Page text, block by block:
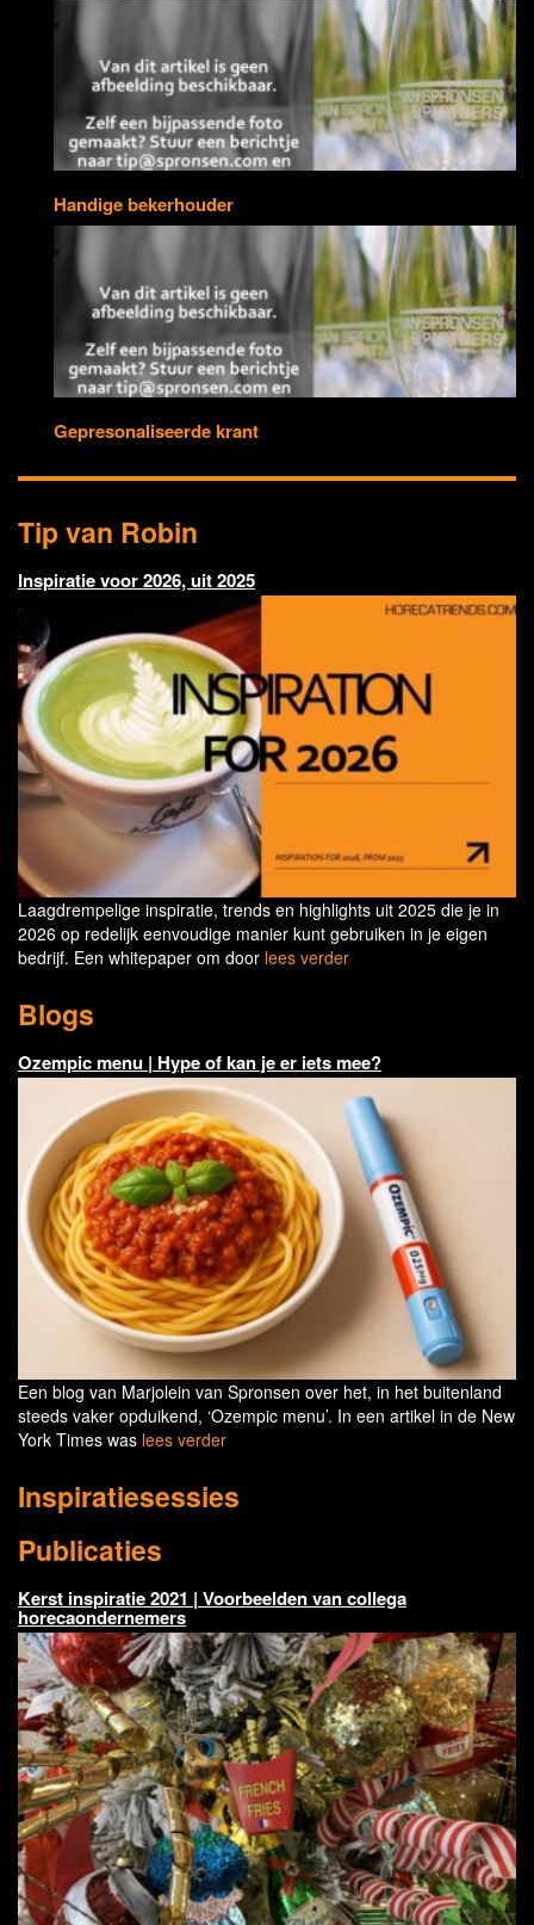
Handige bekerhouder
Gepresonaliseerde krant
Tip van Robin
Inspiratie voor 2026, uit 2025
Laagdrempelige inspiratie, trends en highlights uit 2025 die je in
2026 op redelijk eenvoudige manier kunt gebruiken in je eigen
bedrijf. Een whitepaper om door lees verder
Blogs
Ozempic menu | Hype of kan je er iets mee?
Een blog van Marjolein van Spronsen over het, in het buitenland
steeds vaker opduikend, ‘Ozempic menu’. In een artikel in de New
York Times was lees verder
Inspiratiesessies
Publicaties
Kerst inspiratie 2021 | Voorbeelden van collega
horecaondernemers